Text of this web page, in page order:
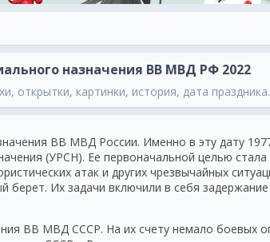
назначения ВВ МВД РФ 2022
открытки, картинки, история, дата праздника.
ВВ МВД России. Именно в эту дату
(УРСН). Ее первоначальной целью
атак и других чрезвычайных
берет. Их задачи включили в себя
ВВ МВД СССР. На их счету немало боевых